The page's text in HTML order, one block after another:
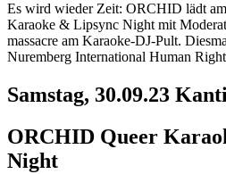
Es wird wieder Zeit: ORCHID lädt
Karaoke & Lipsync Night mit
massacre am Karaoke-DJ-Pult.
Nuremberg International Human
Samstag, 30.09.23
ORCHID Queer
Night